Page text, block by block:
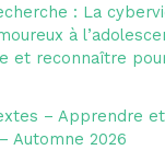
: La
à
et reconnaître
– Apprendre
Automne 2026